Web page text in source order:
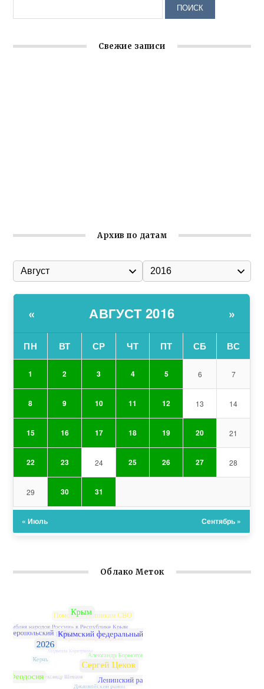
Свежие записи
Архив по датам
« АВГУСТ 2016 »
ПН ВТ СР ЧТ ПТ СБ ВС
1 2 3 4 5 6 7
8 9 10 11 12 13 14
15 16 17 18 19 20 21
22 23 24 25 26 27 28
29 30 31
« Июль Сентябрь »
Облако Меток